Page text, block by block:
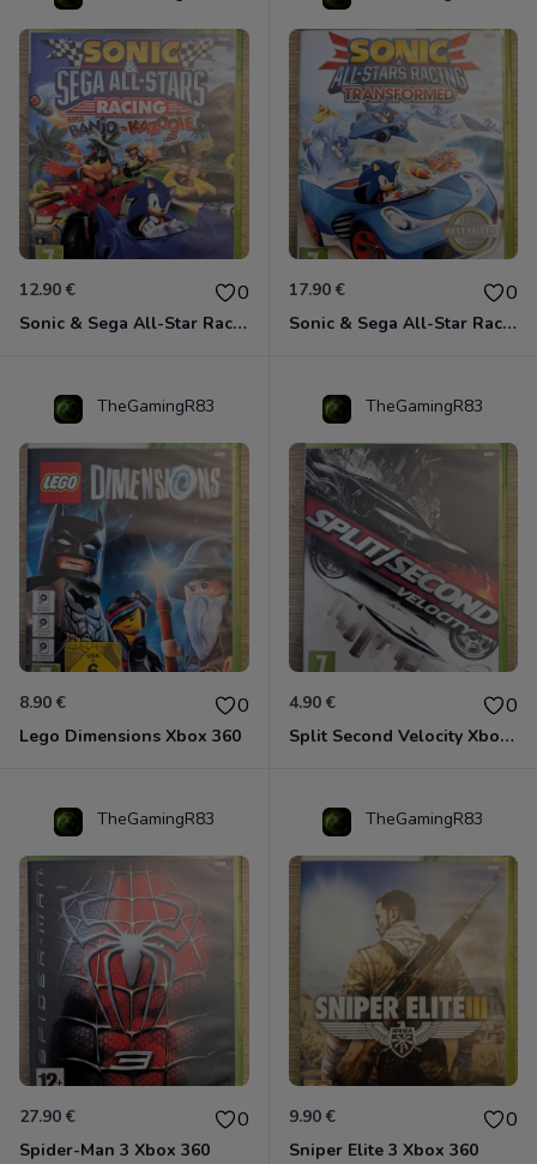
12.90 € 0
Sonic & Sega All-Star Racing avec Banjo-Kazooie Xbox 360
17.90 € 0
Sonic & Sega All-Star Racing - Transformed Xbox 360
TheGamingR83
8.90 € 0
Lego Dimensions Xbox 360
TheGamingR83
4.90 € 0
Split Second Velocity Xbox 360
TheGamingR83
27.90 € 0
Spider-Man 3 Xbox 360
TheGamingR83
9.90 € 0
Sniper Elite 3 Xbox 360